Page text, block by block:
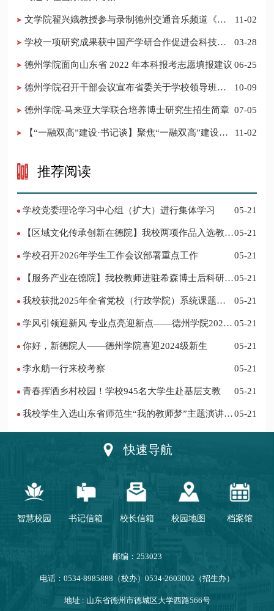
​文学院翟兴娥教授参与录制德州交通音乐频道《科
11-02
学校一项研究成果获中国产学研合作促进会科技创
03-28
德州学院面向山东省 2022 年本科报考志愿填报建议 06-25
​德州学院召开干部会议宣布省委关于学校领导班子
10-09
德州学院-马来亚大学联合培养博士研究生招生简章 07-05
11-02
推荐阅读
学校党委理论学习中心组（扩大）进行集体学习 05-21
05-21
学校召开2026年学生工作会议部署重点工作 05-21
05-21
我校获批2025年全省党校（行政学院）系统课题立
05-21
学风引领迎新风 专业点亮迎新点——德州学院2024
05-21
你好，新德院人——德州学院喜迎2024级新生 05-21
李永舫一行来校考察 05-21
青春挥洒乡村校园！学校945名大学生赴基层支教 05-21
我校学生入选山东省师范生“我的教师梦”主题演讲活
05-21
快速导航
智慧校园 书记信箱 校长信箱 校园地图 档案馆
邮编：253023
电话：0534-8985888（校办）0534-2603002（招生办）
地址 : 山东省德州市德城区大学西路566号